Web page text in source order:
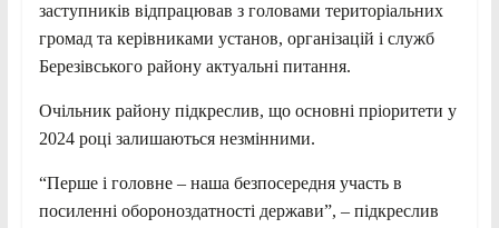
заступників відпрацював з головами територіальних
громад та керівниками установ, організацій і служб
Березівського району актуальні питання.
Очільник району підкреслив, що основні пріоритети у
2024 році залишаються незмінними.
“Перше і головне – наша безпосередня участь в
посиленні обороноздатності держави”, – підкреслив